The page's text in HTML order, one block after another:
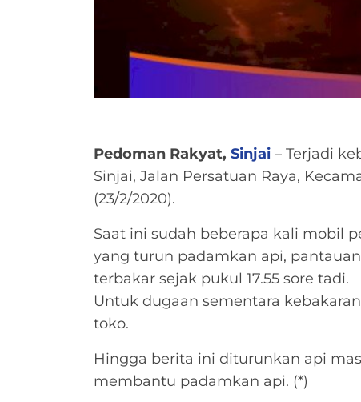
Pedoman Rakyat, Sinjai – Terjadi
Sinjai, Jalan Persatuan Raya,
(23/2/2020).
Saat ini sudah beberapa kali mobil
yang turun padamkan api,
terbakar sejak pukul 17.55 sore tadi.
Untuk dugaan sementara
toko.
Hingga berita ini diturunkan api
membantu padamkan api. (*)